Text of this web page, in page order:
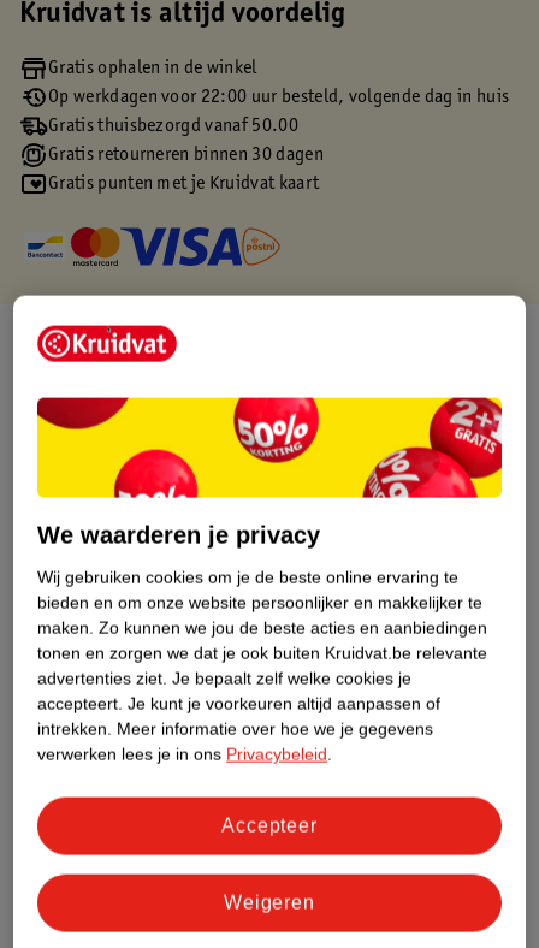
Kruidvat is altijd voordelig
Gratis ophalen in de winkel
Op werkdagen voor 22:00 uur besteld, volgende dag in huis
Gratis thuisbezorgd vanaf 50.00
Gratis retourneren binnen 30 dagen
Gratis punten met je Kruidvat kaart
Over dit product
Productinformatie
Etiketinformatie
Nature Impact Score
Dit product heeft (nog) geen Nature
Impact Score.
Meer informatie
Bestel & Bezorginformatie
Bekijk ook
Hoe controleren wij de reviews?
We waarderen je privacy
Wij gebruiken cookies om je de beste online ervaring te
bieden en om onze website persoonlijker en makkelijker te
maken. Zo kunnen we jou de beste acties en aanbiedingen
tonen en zorgen we dat je ook buiten Kruidvat.be relevante
advertenties ziet. Je bepaalt zelf welke cookies je
accepteert. Je kunt je voorkeuren altijd aanpassen of
intrekken. Meer informatie over hoe we je gegevens
verwerken lees je in ons Privacybeleid.
Weigeren
Accepteer